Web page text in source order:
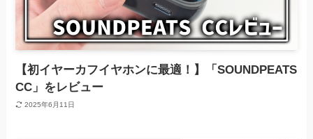
【初イヤーカフイヤホンに最適！】「SOUNDPEATS
CC」をレビュー
2025年6月11日